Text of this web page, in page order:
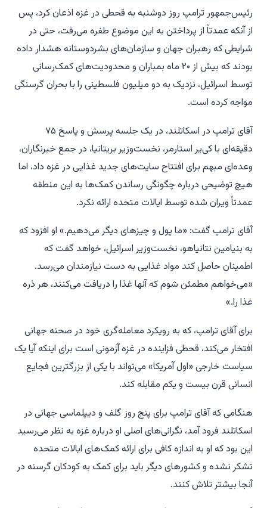
رئیس‌جمهور ترامپ روز دوشنبه به قحطی در غزه اذعان کرد، پس
از آنکه عمدتاً از پرداختن به این موضوع طفره می‌رفت، حتی در
شرایطی که رهبران جهان و سازمان‌های بشردوستانه هشدار داده
بودند که بیش از ۲۰ ماه بمباران و محدودیت‌های کمک‌رسانی
توسط اسرائیل، نزدیک به دو میلیون فلسطینی را با بحران گرسنگی
مواجه کرده است.
آقای ترامپ در اسکاتلند، در یک جلسه پرسش و پاسخ ۷۵
دقیقه‌ای با کی‌یر استارمر، نخست‌وزیر بریتانیا، در جمع خبرنگاران،
وعده‌ای مبهم برای افتتاح سایت‌های جدید غذایی در غزه داد، اما
هیچ توضیحی درباره چگونگی رساندن کمک‌ها به این منطقه
عمدتاً ویران شده توسط ایالات متحده ارائه نکرد.
آقای ترامپ گفت: «ما پول و چیزهای دیگر می‌دهیم.» او افزود که
به بنیامین نتانیاهو، نخست‌وزیر اسرائیل، خواهد گفت که
اطمینان حاصل کند مواد غذایی به دست نیازمندان می‌رسد.
«می‌خواهم مطمئن شوم که آنها غذا را دریافت می‌کنند، هر ذره
غذا را.»
برای آقای ترامپ، که به رویکرد معامله‌گری خود در صحنه جهانی
افتخار می‌کند، قحطی فزاینده در غزه آزمونی است برای اینکه آیا یک
سیاست خارجی «اول آمریکا» می‌تواند با یکی از بزرگترین فجایع
انسانی قرن بیست و یکم مقابله کند.
هنگامی که آقای ترامپ برای پنج روز گلف و دیپلماسی جهانی در
اسکاتلند فرود آمد، نگرانی‌های اصلی او درباره غزه به نظر می‌رسید
این بود که او به اندازه کافی برای ارائه کمک‌های ایالات متحده
تشکر نشده و کشورهای دیگر باید برای کمک به کودکان گرسنه در
آنجا بیشتر تلاش کنند.